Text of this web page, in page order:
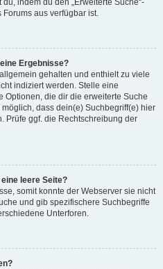
indem du den „Erweiterte Suche“-
aus verfügbar ist.
Ergebnisse?
gehalten und enthielt zu viele
indiziert werden. Stelle eine
Optionen, die dir die erweiterte Suche
dass dein(e) Suchbegriff(e) hier
Prüfe ggf. die Rechtschreibung der
leere Seite?
somit konnte der Webserver sie nicht
und gib spezifischere Suchbegriffe
Unterforen.